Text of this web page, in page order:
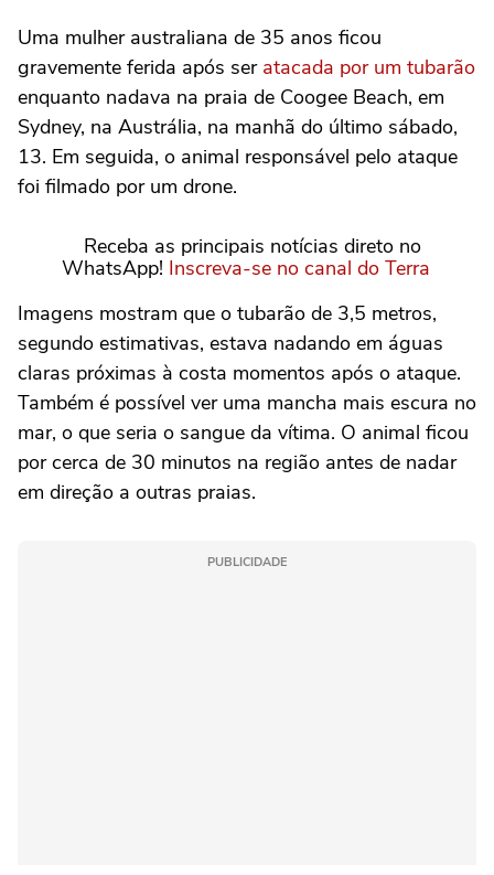
Uma mulher australiana de 35 anos ficou
gravemente ferida após seratacada por um tubarão
enquanto nadava na praia de Coogee Beach, em
Sydney, na Austrália, na manhã do último sábado,
13. Em seguida, o animal responsável pelo ataque
foi filmado por um drone.
Receba as principais notícias direto no
WhatsApp! Inscreva-se no canal do Terra
Imagens mostram que o tubarão de 3,5 metros,
segundo estimativas, estava nadando em águas
claras próximas à costa momentos após o ataque.
Também é possível ver uma mancha mais escura no
mar, o que seria o sangue da vítima. O animal ficou
por cerca de 30 minutos na região antes de nadar
em direção a outras praias.
PUBLICIDADE